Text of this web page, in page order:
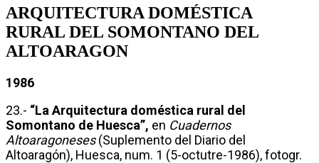
ARQUITECTURA DOMÉSTICA
RURAL DEL SOMONTANO DEL
ALTOARAGON
1986
23.- “La Arquitectura doméstica rural del
Somontano de Huesca”, en Cuadernos
Altoaragoneses(Suplemento del Diario del
Altoaragón), Huesca, num. 1 (5-octutre-1986), fotogr.